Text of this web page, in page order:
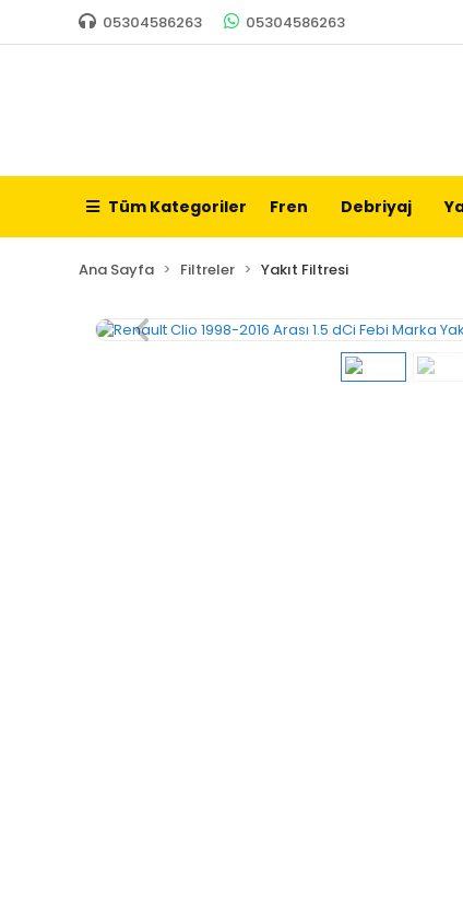
05304586263 05304586263
Tüm Kategoriler Fren Debriyaj
Ana Sayfa Filtreler Yakıt Filtresi